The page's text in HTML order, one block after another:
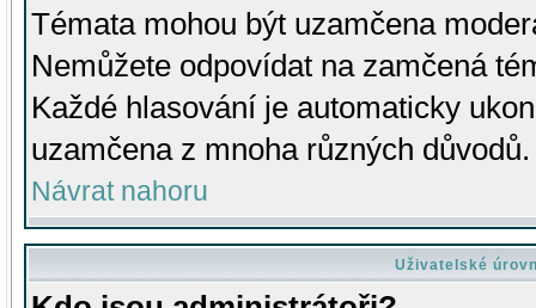
Témata mohou být uzamčena
Nemůžete odpovídat na zamčená
Každé hlasování je automaticky
uzamčena z mnoha různých důvodů.
Návrat nahoru
Uživatelské